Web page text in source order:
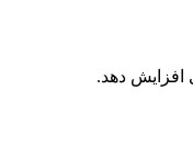
دهد.